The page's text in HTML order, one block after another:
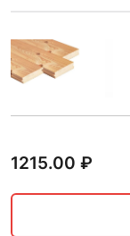
1215.00 ₽